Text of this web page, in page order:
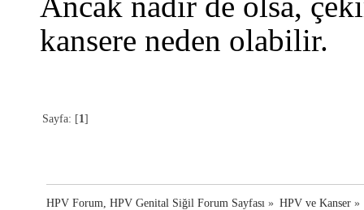
kansere neden olabilir.
Sayfa: [1]
HPV Forum, HPV Genital Siğil Forum Sayfası » HPV ve Kanser»